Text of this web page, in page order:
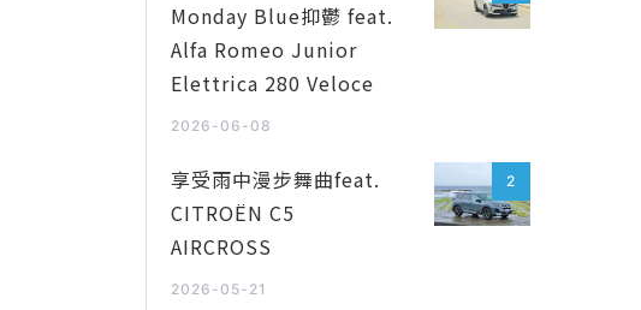
Monday Blue抑鬱 feat.
Alfa Romeo Junior
Elettrica 280 Veloce
2026-06-08
2
享受雨中漫步舞曲feat.
CITROËN C5
AIRCROSS
2026-05-21